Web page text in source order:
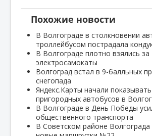
Похожие новости
В Волгограде в столкновении
троллейбусом пострадала
В Волгограде плотно взялись за
электросамокаты
Волгоград встал в 9-балльных
снегопада
Яндекс.Карты начали
пригородных автобусов в
В Волгограде в День Победы
общественного транспорта
В Советском районе Волгограда